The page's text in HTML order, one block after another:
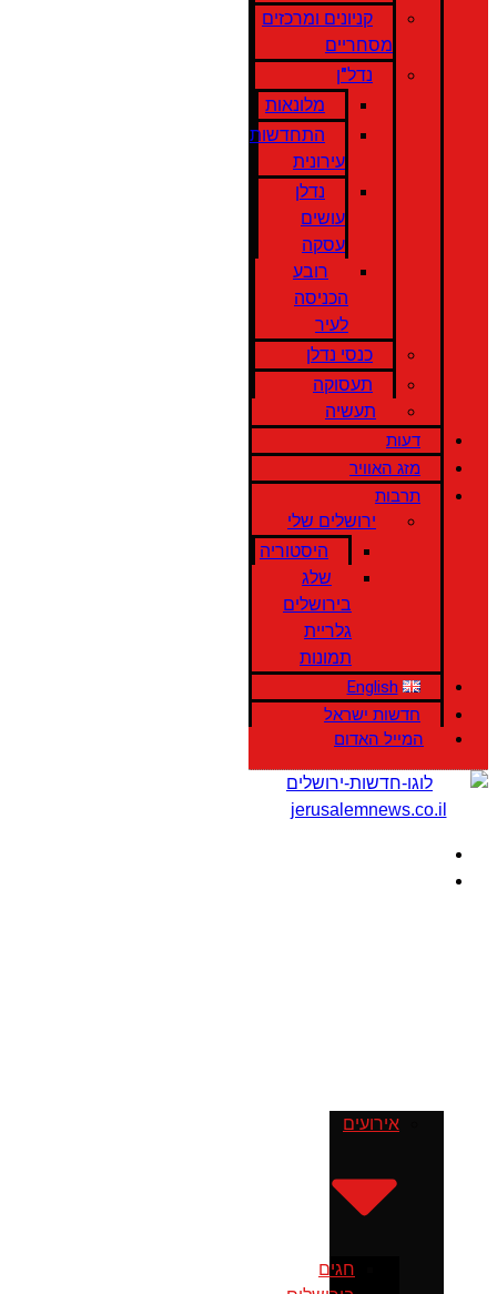
קניונים ומרכזים
מסחריים
נדל"ן
מלונאות
התחדשות
עירונית
נדלן
עושים
עסקה
רובע
הכניסה
לעיר
כנסי נדלן
תעסוקה
תעשיה
דעות
מזג האוויר
תרבות
ירושלים שלי
היסטוריה
שלג
בירושלים
גלריית
תמונות
English
חדשות ישראל
המייל האדום
אירועים
חגים